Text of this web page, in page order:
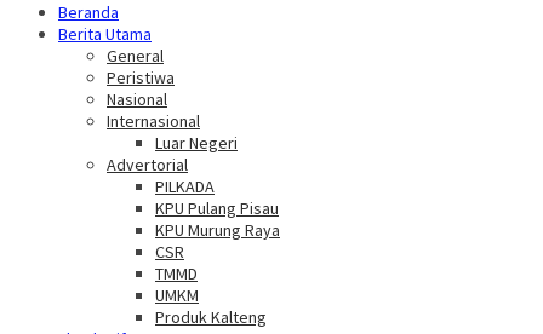
Beranda
Berita Utama
General
Peristiwa
Nasional
Internasional
Luar Negeri
Advertorial
PILKADA
KPU Pulang Pisau
KPU Murung Raya
CSR
TMMD
UMKM
Produk Kalteng